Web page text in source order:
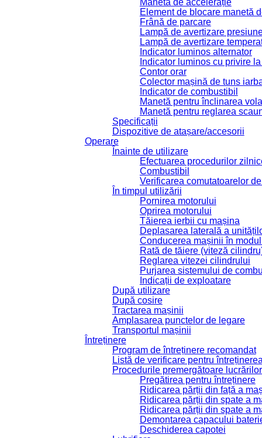
Element de blocare manetă
Frână de parcare
Lampă de avertizare
Lampă de avertizare
Indicator luminos alternator
Indicator luminos cu privire
Contor orar
Colector mașină de tuns
Indicator de combustibil
Manetă pentru înclinarea
Manetă pentru reglarea
Specificații
Dispozitive de atașare/accesorii
Operare
Înainte de utilizare
Efectuarea procedurilor
Combustibil
Verificarea comutatoarelor
În timpul utilizării
Pornirea motorului
Oprirea motorului
Tăierea ierbii cu mașina
Deplasarea laterală a
Conducerea mașinii în
Rată de tăiere (viteză
Reglarea vitezei cilindrului
Purjarea sistemului de
Indicații de exploatare
După utilizare
După cosire
Tractarea mașinii
Amplasarea punctelor de legare
Transportul mașinii
Întreținere
Program de întreținere recomandat
Listă de verificare pentru
Procedurile premergătoare
Pregătirea pentru întreținere
Ridicarea părții din față a
Ridicarea părții din spate a
Ridicarea părții din spate a
Demontarea capacului
Deschiderea capotei